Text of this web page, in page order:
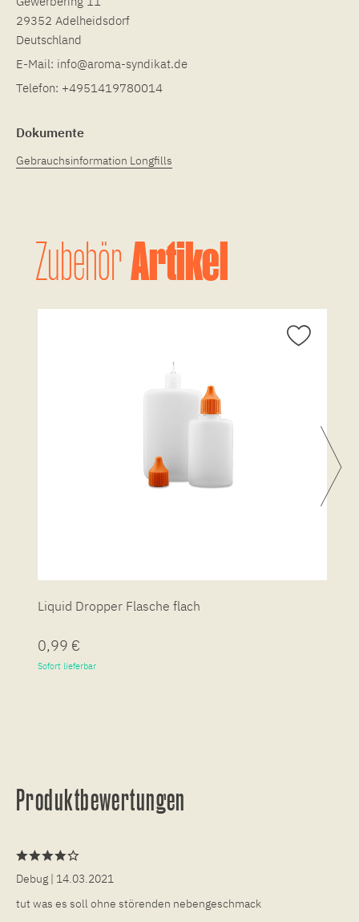
29352 Adelheidsdorf
Deutschland
E-Mail: info@aroma-syndikat.de
Telefon: +4951419780014
Dokumente
Gebrauchsinformation Longfills
ZubehörArtikel
Liquid Dropper Flasche flach
0,99 €
Sofort lieferbar
Produktbewertungen
Debug | 14.03.2021
tut was es soll ohne störenden nebengeschmack